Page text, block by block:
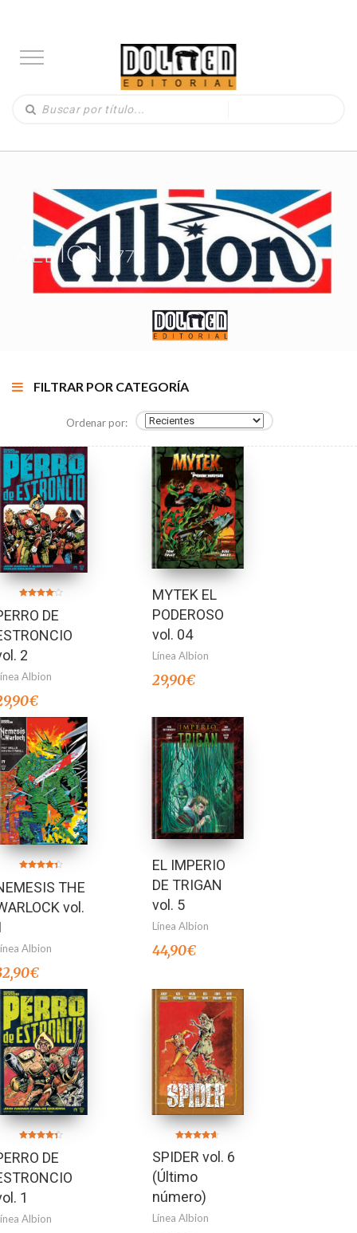
ALBION(77)
FILTRAR POR CATEGORÍA
Ordenar por:
en
4.00
de 5
DE
2
Albion
€
MYTEK EL
PODEROSO
vol. 04
Línea Albion
29,90€
4.33
de 5
THE
vol.
Albion
€
EL IMPERIO
DE TRIGAN
vol. 5
Línea Albion
44,90€
4.29
de 5
DE
1
Albion
4.50
de 5
SPIDER vol. 6
(Último
número)
Línea Albion